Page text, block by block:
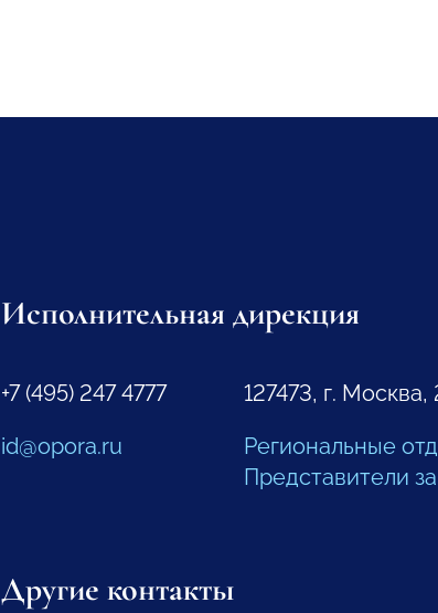
Исполнительная дирекция
+7 (495) 247 4777
id@opora.ru
127473, г.
Региональные
Представители
Другие контакты